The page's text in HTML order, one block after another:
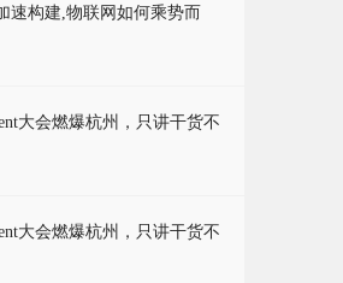
速构建,物联网如何乘势而
大会燃爆杭州，只讲干货不
大会燃爆杭州，只讲干货不